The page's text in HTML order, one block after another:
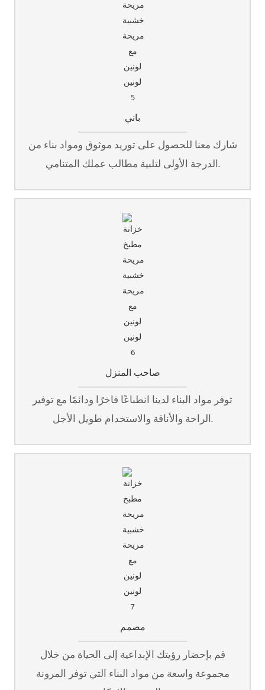
باني
شارك معنا للحصول على توريد موثوق ومواد بناء من
الدرجة الأولى لتلبية مطالب عملك المتنامي.
صاحب المنزل
توفر مواد البناء لدينا انطباعًا فاخرًا ودائمًا مع توفير
الراحة والأناقة والاستخدام طويل الأجل.
مصمم
قم بإحضار رؤيتك الإبداعية إلى الحياة من خلال
مجموعة واسعة من مواد البناء التي توفر المرونة